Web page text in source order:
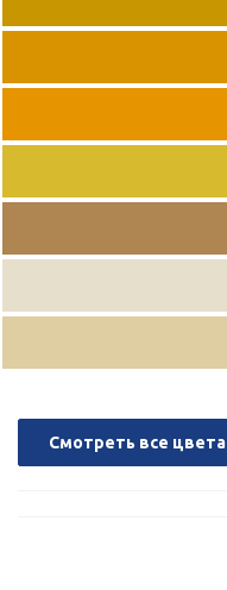
Смотреть все цвета